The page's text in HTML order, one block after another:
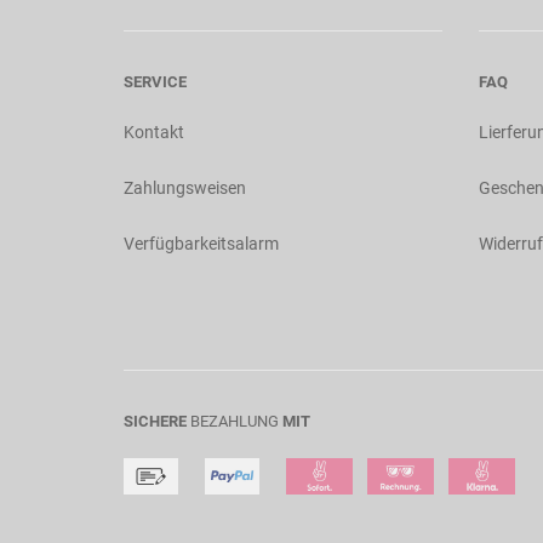
SERVICE
Kontakt
Zahlungsweisen
Verfügbarkeitsalarm
FAQ
SICHERE BEZAHLUNG MIT